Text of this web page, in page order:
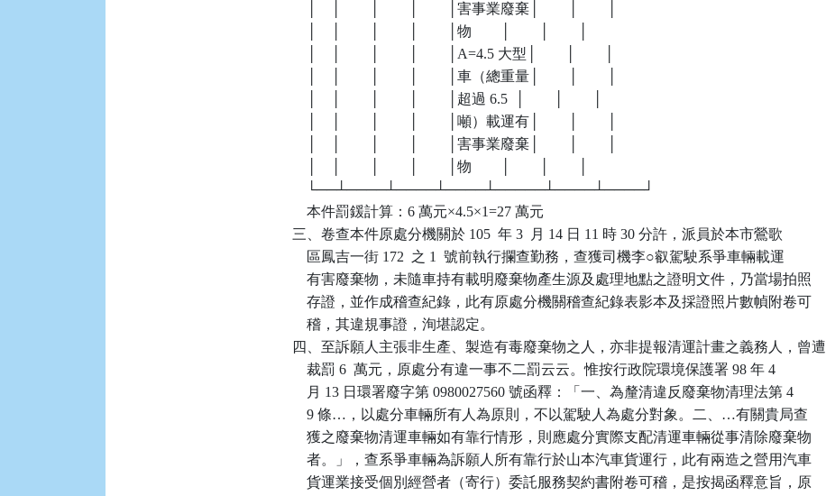
    │    │        │        │        │害事業廢棄│        │        │
    │    │        │        │        │物        │        │        │
    │    │        │        │        │A=4.5 大型│        │        │
    │    │        │        │        │車（總重量│        │        │
    │    │        │        │        │超過 6.5  │        │        │
    │    │        │        │        │噸）載運有│        │        │
    │    │        │        │        │害事業廢棄│        │        │
    │    │        │        │        │物        │        │        │
    └──┴────┴────┴────┴─────┴────┴────┘
    本件罰鍰計算：6 萬元×4.5×1=27 萬元
三、卷查本件原處分機關於 105  年 3  月 14 日 11 時 30 分許，派員於本市鶯歌
    區鳳吉一街 172  之 1  號前執行攔查勤務，查獲司機李○叡駕駛系爭車輛載運
    有害廢棄物，未隨車持有載明廢棄物產生源及處理地點之證明文件，乃當場拍照
    存證，並作成稽查紀錄，此有原處分機關稽查紀錄表影本及採證照片數幀附卷可
    稽，其違規事證，洵堪認定。
四、至訴願人主張非生產、製造有毒廢棄物之人，亦非提報清運計畫之義務人，曾遭
    裁罰 6  萬元，原處分有違一事不二罰云云。惟按行政院環境保護署 98 年 4
    月 13 日環署廢字第 0980027560 號函釋：「一、為釐清違反廢棄物清理法第 4
    9 條…，以處分車輛所有人為原則，不以駕駛人為處分對象。二、…有關貴局查
    獲之廢棄物清運車輛如有靠行情形，則應處分實際支配清運車輛從事清除廢棄物
    者。」，查系爭車輛為訴願人所有靠行於山本汽車貨運行，此有兩造之營用汽車
    貨運業接受個別經營者（寄行）委託服務契約書附卷可稽，是按揭函釋意旨，原